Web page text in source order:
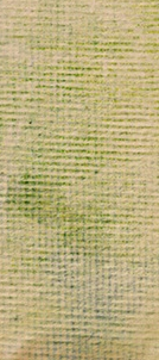
giornata
forte forte Buona